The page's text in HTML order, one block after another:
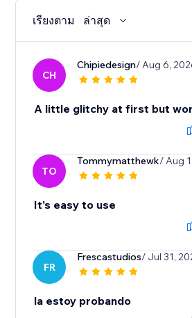
เรียงตาม ล่าสุด
CH
Chipiedesign/ Aug 6,
A little glitchy at first but
TO
Tommymatthewk/ Aug
It's easy to use
FR
Frescastudios/ Jul 31,
la estoy probando